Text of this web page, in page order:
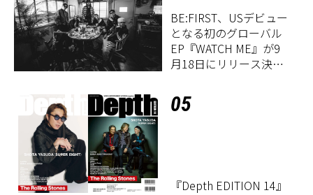
BE:FIRST、USデビュー
となる初のグローバル
EP『WATCH ME』が9
月18日にリリース決
05
『Depth EDITION 14』